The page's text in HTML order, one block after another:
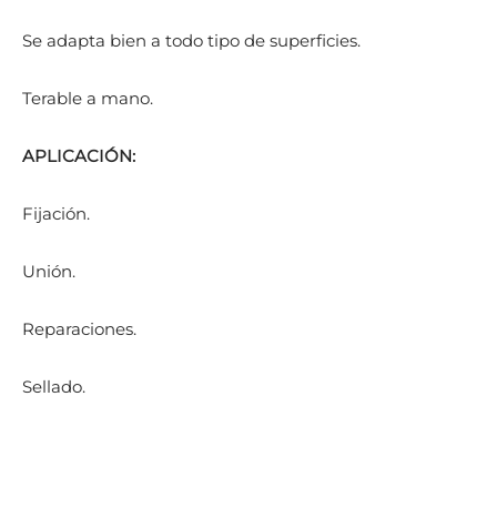
Se adapta bien a todo tipo de superficies.
Terable a mano.
APLICACIÓN:
Fijación.
Unión.
Reparaciones.
Sellado.